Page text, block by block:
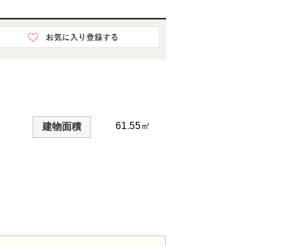
建物面積 61.55㎡